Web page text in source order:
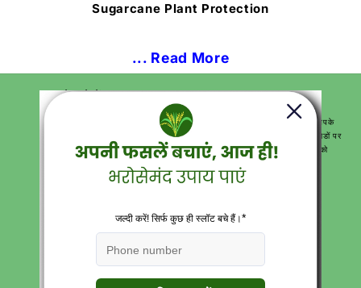
Sugarcane Plant Protection
... Read More
हमारे बारे में
हम आपकी खेती और बागवानी की सभी जरूरतों के लिए 100 से अधिक उत्पादों के साथ आपके
लिए वन-स्टॉप समाधान हैं और सर्वोत्तम परिणाम देते हैं। हम भारत के सभी प्रमुख पिन कोडों पर
पूरी तरह से मुफ्त डिलीवरी के साथ उत्पाद पहुंचाते हैं। हमारे विशेषज्ञ कृषि सलाहकार आपको
Download Katyayani krishi Direct App